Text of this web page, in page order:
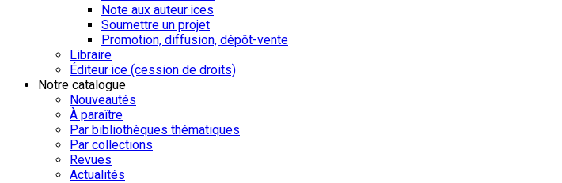
Note aux auteur·ices
Soumettre un projet
Promotion, diffusion, dépôt-vente
Libraire
Éditeur·ice (cession de droits)
Notre catalogue
Nouveautés
À paraître
Par bibliothèques thématiques
Par collections
Revues
Actualités